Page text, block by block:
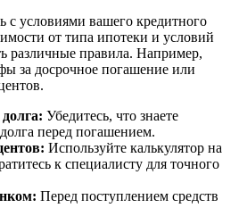
с условиями вашего кредитного
от типа ипотеки и условий
различные правила. Например,
за досрочное погашение или
Убедитесь, что знаете
перед погашением.
Используйте калькулятор на
к специалисту для точного
Перед поступлением средств